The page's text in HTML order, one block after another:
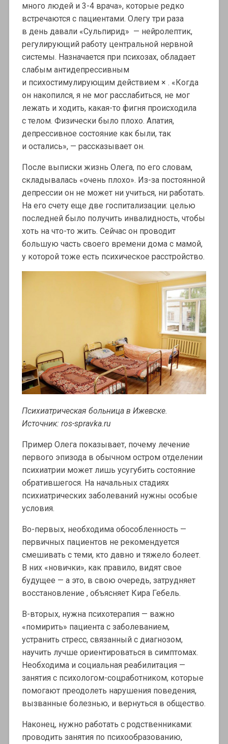
много людей и 3-4 врача», которые редко
встречаются с пациентами. Олегу три раза
в день давали «Сульпирид» — нейролептик,
регулирующий работу центральной нервной
системы. Назначается при психозах, обладает
слабым антидепрессивным
и психостимулирующим действием × . «Когда
он накопился, я не мог расслабиться, не мог
лежать и ходить, какая-то фигня происходила
с телом. Физически было плохо. Апатия,
депрессивное состояние как были, так
и остались», — рассказывает он.
После выписки жизнь Олега, по его словам,
складывалась «очень плохо». Из-за постоянной
депрессии он не может ни учиться, ни работать.
На его счету еще две госпитализации: целью
последней было получить инвалидность, чтобы
хоть на что-то жить. Сейчас он проводит
большую часть своего времени дома с мамой,
у которой тоже есть психическое расстройство.
Психиатрическая больница в Ижевске.
Источник: ros-spravka.ru
Пример Олега показывает, почему лечение
первого эпизода в обычном остром отделении
психиатрии может лишь усугубить состояние
обратившегося. На начальных стадиях
психиатрических заболеваний нужны особые
условия.
Во-первых, необходима обособленность —
первичных пациентов не рекомендуется
смешивать с теми, кто давно и тяжело болеет.
В них «новички», как правило, видят свое
будущее — а это, в свою очередь, затрудняет
восстановление , объясняет Кира Гебель.
В-вторых, нужна психотерапия — важно
«помирить» пациента с заболеванием,
устранить стресс, связанный с диагнозом,
научить лучше ориентироваться в симптомах.
Необходима и социальная реабилитация —
занятия с психологом-соцработником, которые
помогают преодолеть нарушения поведения,
вызванные болезнью, и вернуться в общество.
Наконец, нужно работать с родственниками:
проводить занятия по психообразованию,